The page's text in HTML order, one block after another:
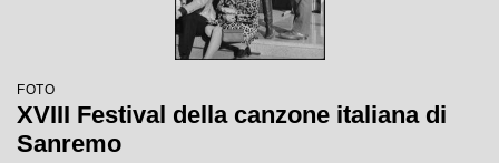
FOTO
XVIII Festival della canzone italiana di
Sanremo